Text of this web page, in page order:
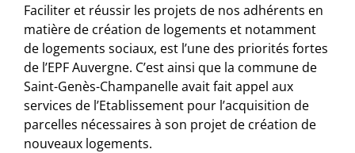
Faciliter et réussir les projets de nos adhérents en
matière de création de logements et notamment
de logements sociaux, est l’une des priorités fortes
de l’EPF Auvergne. C’est ainsi que la commune de
Saint-Genès-Champanelle avait fait appel aux
services de l’Etablissement pour l’acquisition de
parcelles nécessaires à son projet de création de
nouveaux logements.